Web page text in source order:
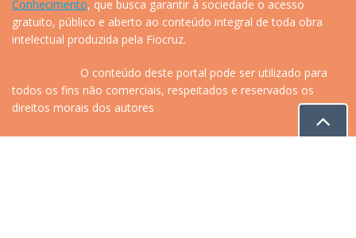
Conhecimento, que busca garantir à sociedade o acesso
gratuito, público e aberto ao conteúdo integral de toda obra
intelectual produzida pela Fiocruz.
O conteúdo deste portal pode ser utilizado para
todos os fins não comerciais, respeitados e reservados os
direitos morais dos autores